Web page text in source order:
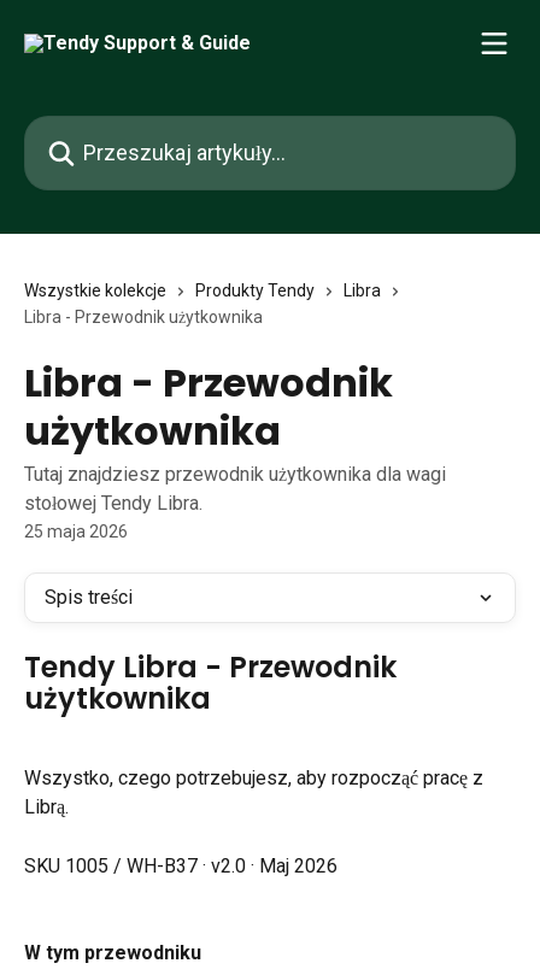
Przeszukaj artykuły...
Wszystkie kolekcje Produkty Tendy
Libra
Libra - Przewodnik użytkownika
Libra - Przewodnik
użytkownika
Tutaj znajdziesz przewodnik użytkownika dla wagi
stołowej Tendy Libra.
25 maja 2026
Spis treści
Tendy Libra - Przewodnik
użytkownika
Wszystko, czego potrzebujesz, aby rozpocząć pracę z
Librą.
SKU 1005 / WH-B37 · v2.0 · Maj 2026
W tym przewodniku